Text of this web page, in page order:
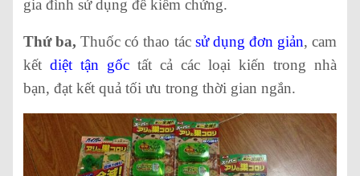
gia đình sử dụng để kiểm chứng.
Thứ ba, Thuốc có thao tác sử dụng đơn giản, cam
kết diệt tận gốc tất cả các loại kiến trong nhà
bạn, đạt kết quả tối ưu trong thời gian ngắn.